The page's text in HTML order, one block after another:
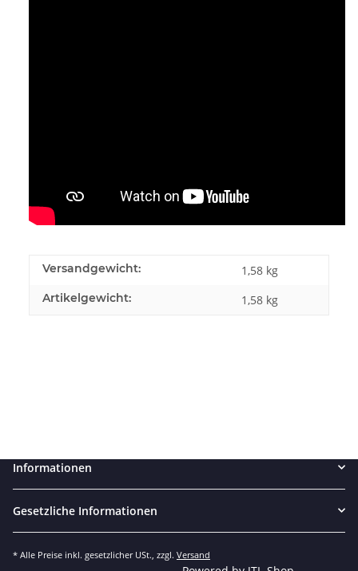
Versandgewicht: 1,58 kg
Artikelgewicht: 1,58 kg
Informationen
Gesetzliche Informationen
* Alle Preise inkl. gesetzlicher USt., zzgl. Versand